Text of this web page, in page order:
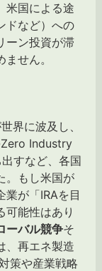
米国による途
ドなど）への
ーン投資が滞
せん。
界に波及し、
Industry
すなど、各国
。もし米国が
が「IRAを目
可能性はあり
ーバル競争そ
、再エネ製造
策や産業戦略